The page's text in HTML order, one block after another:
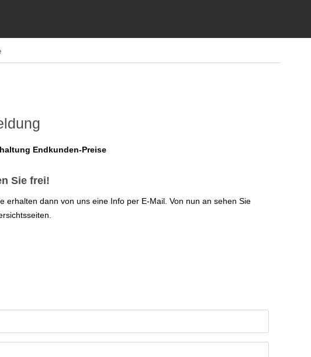
Endkunden-Preise
Sie frei!
erhalten dann von uns eine Info per E-Mail. Von nun an sehen Sie